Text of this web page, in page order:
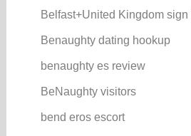
Belfast+United Kingdom sign
Benaughty dating hookup
benaughty es review
BeNaughty visitors
bend eros escort